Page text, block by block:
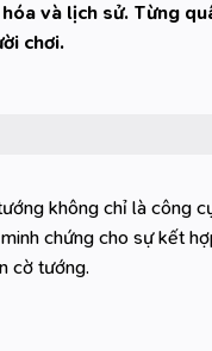
và lịch sử. Từng
chơi.
không chỉ là công
chứng cho sự kết
cờ tướng.